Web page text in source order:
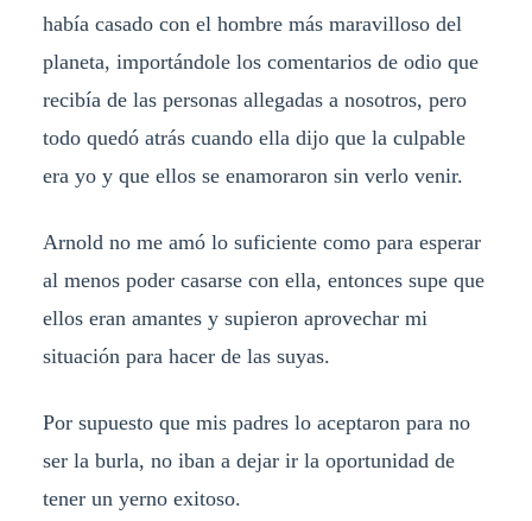
había casado con el hombre más maravilloso del
planeta, importándole los comentarios de odio que
recibía de las personas allegadas a nosotros, pero
todo quedó atrás cuando ella dijo que la culpable
era yo y que ellos se enamoraron sin verlo venir.
Arnold no me amó lo suficiente como para esperar
al menos poder casarse con ella, entonces supe que
ellos eran amantes y supieron aprovechar mi
situación para hacer de las suyas.
Por supuesto que mis padres lo aceptaron para no
ser la burla, no iban a dejar ir la oportunidad de
tener un yerno exitoso.